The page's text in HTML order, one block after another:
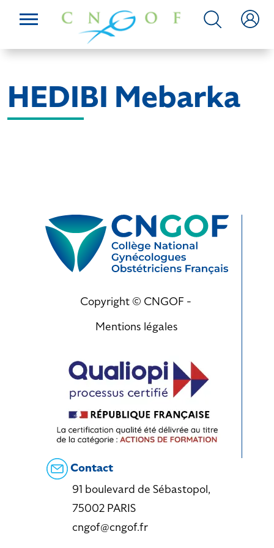
HEDIBI Mebarka
Copyright © CNGOF -
Mentions légales
Contact
91 boulevard de Sébastopol,
75002 PARIS
cngof@cngof.fr